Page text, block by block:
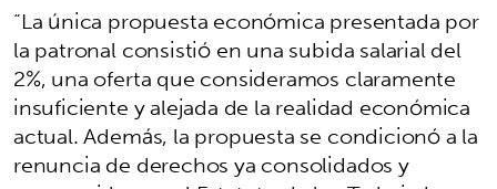
“La única propuesta económica presentada por
la patronal consistió en una subida salarial del
2%, una oferta que consideramos claramente
insuficiente y alejada de la realidad económica
actual. Además, la propuesta se condicionó a la
renuncia de derechos ya consolidados y